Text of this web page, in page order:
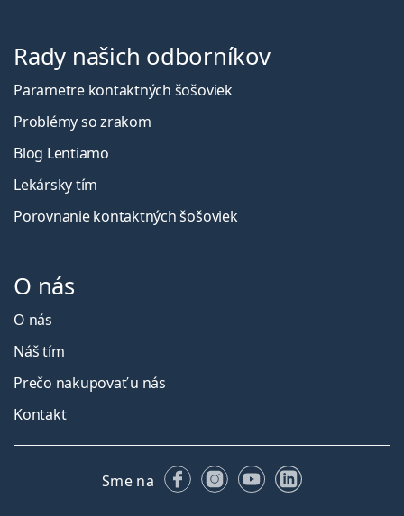
Rady našich odborníkov
Parametre kontaktných šošoviek
Problémy so zrakom
Blog Lentiamo
Lekársky tím
Porovnanie kontaktných šošoviek
O nás
O nás
Náš tím
Prečo nakupovať u nás
Kontakt
Sme na FacebookuInstagrame
YouTubeLinkedIn